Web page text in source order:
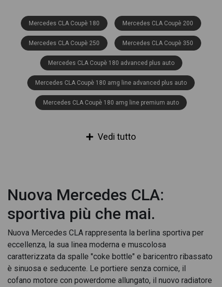
Mercedes CLA Coupè 180 Mercedes CLA Coupè 200
Mercedes CLA Coupè 250 Mercedes CLA Coupè 350
Mercedes CLA Coupè 180 advanced plus auto
Mercedes CLA Coupè 180 amg line advanced plus auto
Mercedes CLA Coupè 180 amg line premium auto
Mercedes CLA Coupè 180 d Automatic Coupe'
Mercedes CLA Coupè 180 d Sport auto
Mercedes CLA Coupè 180 premium auto
Mercedes CLA Coupè 200 4MATIC
Mercedes CLA Coupè 200 advanced plus
Mercedes CLA Coupè 200 advanced plus 4matic auto
Vedi tutto
Nuova Mercedes CLA:
sportiva più che mai.
Nuova Mercedes CLA rappresenta la berlina sportiva per
eccellenza, la sua linea moderna e muscolosa
caratterizzata da spalle "coke bottle" e baricentro ribassato
è sinuosa e seducente. Le portiere senza cornice, il
cofano motore con powerdome allungato, il nuovo radiatore